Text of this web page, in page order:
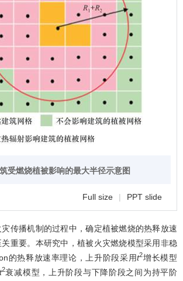
受燃烧植被影响的最大半径示意图
Full size | PPT slide
传播机制的过程中，确定植被燃烧的热释放速
重要。本研究中，植被火灾燃烧模型采用非稳
的热释放速率理论，上升阶段采用t2增长模型
t2衰减模型，上升阶段与下降阶段之间为持平阶